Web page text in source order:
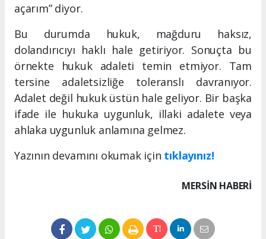
açarım” diyor.
Bu durumda hukuk, mağduru haksız,
dolandırıcıyı haklı hale getiriyor. Sonuçta bu
örnekte hukuk adaleti temin etmiyor. Tam
tersine adaletsizliğe toleranslı davranıyor.
Adalet değil hukuk üstün hale geliyor. Bir başka
ifade ile hukuka uygunluk, illaki adalete veya
ahlaka uygunluk anlamına gelmez.
Yazının devamını okumak için tıklayınız!
MERSIN HABERİ